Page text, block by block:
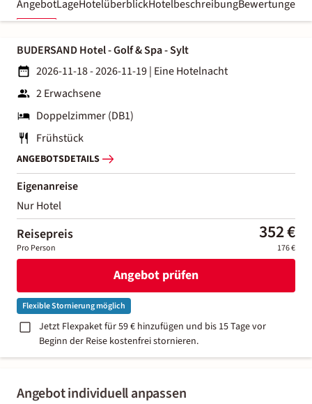
AngebotLageHotelüberblickHotelbeschreibungBewertungen
Angebot individuell anpassen
BUDERSAND Hotel - Golf & Spa - Sylt
2026-11-18 - 2026-11-19| Eine Hotelnacht
2 Erwachsene
Doppelzimmer (DB1)
Frühstück
ANGEBOTSDETAILS
Eigenanreise
Nur Hotel
Reisepreis 352 €
Pro Person 176 €
Angebot prüfen
Flexible Stornierung möglich
Jetzt Flexpaket für 59 € hinzufügen und bis 15 Tage vor
Beginn der Reise kostenfrei stornieren.